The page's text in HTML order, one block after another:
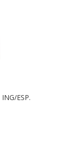
ESP.